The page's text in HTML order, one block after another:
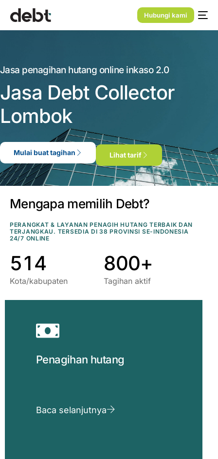
Hubungi kami
Jasa penagihan hutang online inkaso 2.0
Jasa Debt Collector
Lombok
Mulai buat tagihan Lihat tarif
Mengapa memilih Debt?
PERANGKAT & LAYANAN PENAGIH HUTANG TERBAIK DAN
TERJANGKAU. TERSEDIA DI 38 PROVINSI SE-INDONESIA
24/7 ONLINE
0
5
0
1
0
4
Kota/kabupaten
800+
Tagihan aktif
Penagihan hutang
Baca selanjutnya